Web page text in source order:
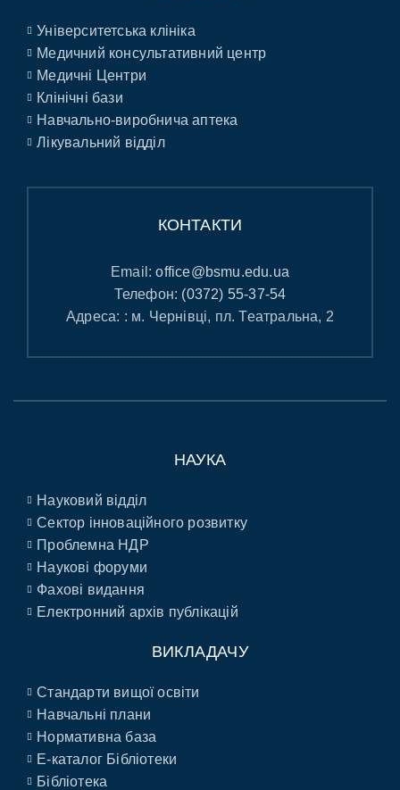
Університетська клініка
Медичний консультативний центр
Медичні Центри
Клінічні бази
Навчально-виробнича аптека
Лікувальний відділ
КОНТАКТИ
Email:office@bsmu.edu.ua
Телефон: (0372) 55-37-54
Адреса: : м. Чернівці, пл. Театральна, 2
НАУКА
Науковий відділ
Сектор інноваційного розвитку
Проблемна НДР
Наукові форуми
Фахові видання
Електронний архів публікацій
ВИКЛАДАЧУ
Стандарти вищої освіти
Навчальні плани
Нормативна база
E-каталог Бібліотеки
Бібліотека